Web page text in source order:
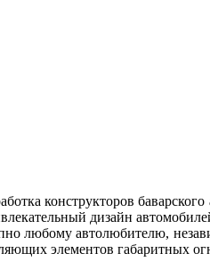
конструкторов
дизайн
любому автолюбителю,
элементов габаритных